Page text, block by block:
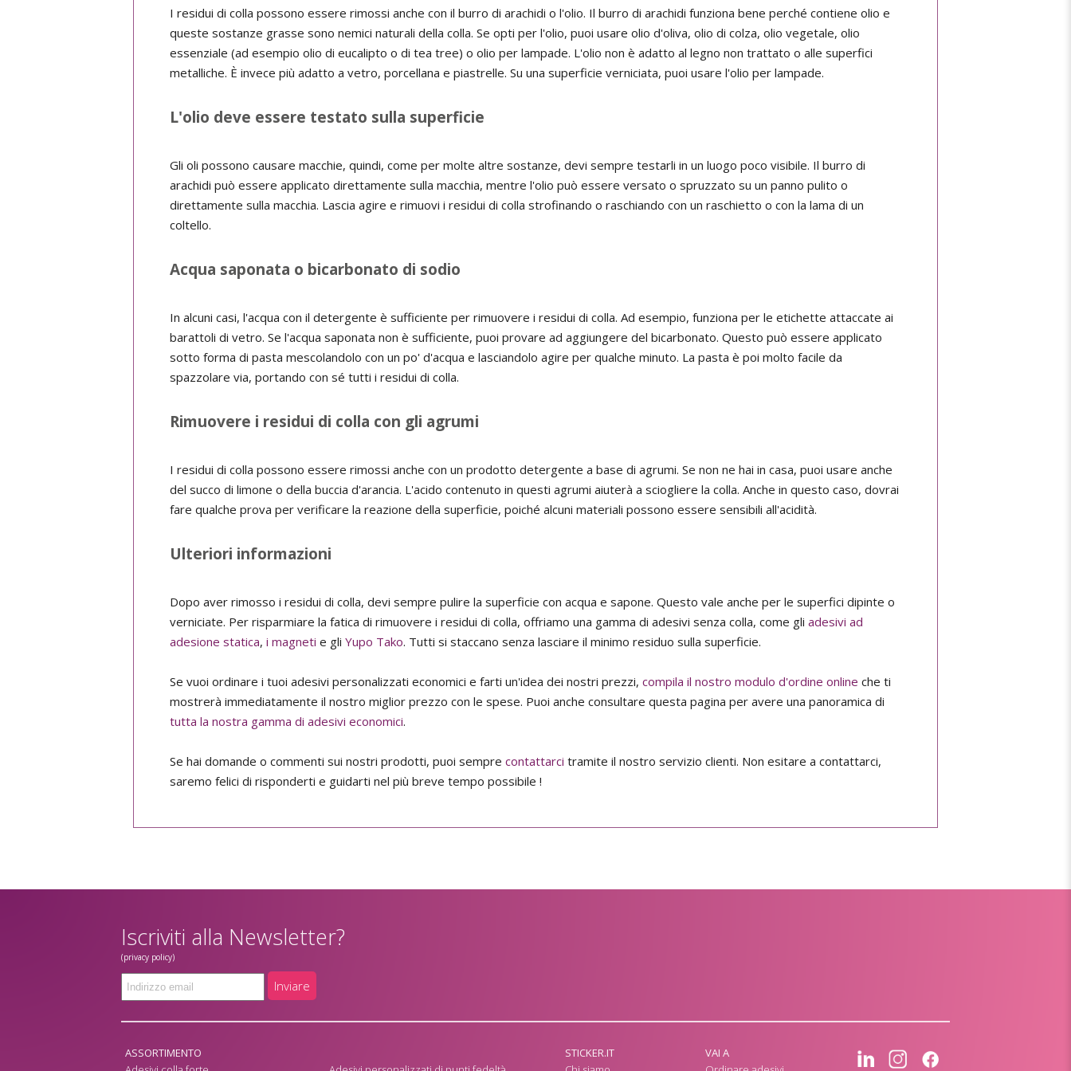
I residui di colla possono essere rimossi anche con il burro di arachidi o l'olio. Il burro di arachidi funziona bene perché contiene olio e
queste sostanze grasse sono nemici naturali della colla. Se opti per l'olio, puoi usare olio d'oliva, olio di colza, olio vegetale, olio
essenziale (ad esempio olio di eucalipto o di tea tree) o olio per lampade. L'olio non è adatto al legno non trattato o alle superfici
metalliche. È invece più adatto a vetro, porcellana e piastrelle. Su una superficie verniciata, puoi usare l'olio per lampade.
L'olio deve essere testato sulla superficie
Gli oli possono causare macchie, quindi, come per molte altre sostanze, devi sempre testarli in un luogo poco visibile. Il burro di
arachidi può essere applicato direttamente sulla macchia, mentre l'olio può essere versato o spruzzato su un panno pulito o
direttamente sulla macchia. Lascia agire e rimuovi i residui di colla strofinando o raschiando con un raschietto o con la lama di un
coltello.
Acqua saponata o bicarbonato di sodio
In alcuni casi, l'acqua con il detergente è sufficiente per rimuovere i residui di colla. Ad esempio, funziona per le etichette attaccate ai
barattoli di vetro. Se l'acqua saponata non è sufficiente, puoi provare ad aggiungere del bicarbonato. Questo può essere applicato
sotto forma di pasta mescolandolo con un po' d'acqua e lasciandolo agire per qualche minuto. La pasta è poi molto facile da
spazzolare via, portando con sé tutti i residui di colla.
Rimuovere i residui di colla con gli agrumi
I residui di colla possono essere rimossi anche con un prodotto detergente a base di agrumi. Se non ne hai in casa, puoi usare anche
del succo di limone o della buccia d'arancia. L'acido contenuto in questi agrumi aiuterà a sciogliere la colla. Anche in questo caso, dovrai
fare qualche prova per verificare la reazione della superficie, poiché alcuni materiali possono essere sensibili all'acidità.
Ulteriori informazioni
Dopo aver rimosso i residui di colla, devi sempre pulire la superficie con acqua e sapone. Questo vale anche per le superfici dipinte o
verniciate. Per risparmiare la fatica di rimuovere i residui di colla, offriamo una gamma di adesivi senza colla, come gli adesivi ad
adesione statica, i magneti e gli Yupo Tako. Tutti si staccano senza lasciare il minimo residuo sulla superficie.
Se vuoi ordinare i tuoi adesivi personalizzati economici e farti un'idea dei nostri prezzi, compila il nostro modulo d'ordine online che ti
mostrerà immediatamente il nostro miglior prezzo con le spese. Puoi anche consultare questa pagina per avere una panoramica di
tutta la nostra gamma di adesivi economici.
Se hai domande o commenti sui nostri prodotti, puoi sempre contattarci tramite il nostro servizio clienti. Non esitare a contattarci,
saremo felici di risponderti e guidarti nel più breve tempo possibile !
Iscriviti alla Newsletter?
(privacy policy)
Inviare
ASSORTIMENTO
STICKER.IT
VAI A